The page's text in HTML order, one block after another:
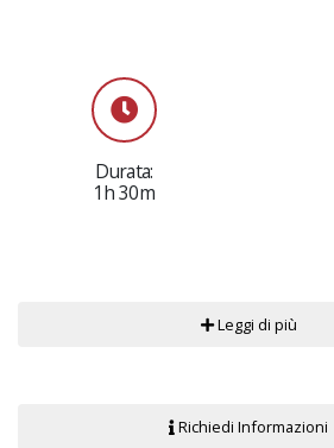
Durata:
1h 30m
Leggi di più
Richiedi Informazioni